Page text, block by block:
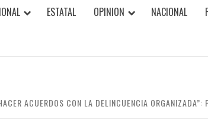
ESTATAL OPINION NACIONAL
ACUERDOS CON LA DELINCUENCIA